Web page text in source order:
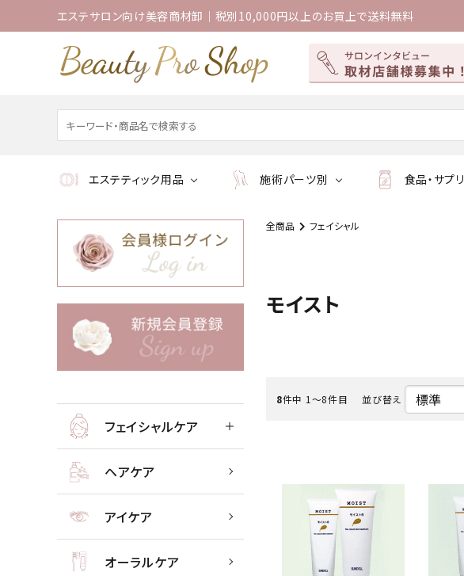
エステサロン向け美容商材卸｜税別10,000円以上のお買上で送料無料
エステティック用品 施術パーツ別
ボディケア
食品・サプリ
ACCOUNT MENU
ようこそ ゲスト 様
新着商品
全商品 フェイシャル
モイスト
8件中 1〜8件目 並び替え
フェイシャルケア
ヘアケア
アイケア
オーラルケア